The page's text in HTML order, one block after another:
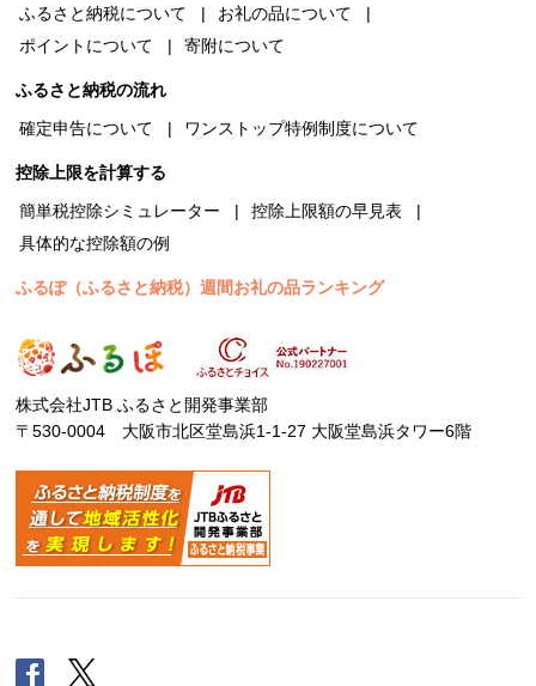
ふるさと納税について
お礼の品について
ポイントについて
寄附について
ふるさと納税の流れ
確定申告について
ワンストップ特例制度について
控除上限を計算する
簡単税控除シミュレーター
控除上限額の早見表
具体的な控除額の例
ふるぽ（ふるさと納税）週間お礼の品ランキング
株式会社JTB ふるさと開発事業部
〒530-0004 大阪市北区堂島浜1-1-27 大阪堂島浜タワー6階
Facebook